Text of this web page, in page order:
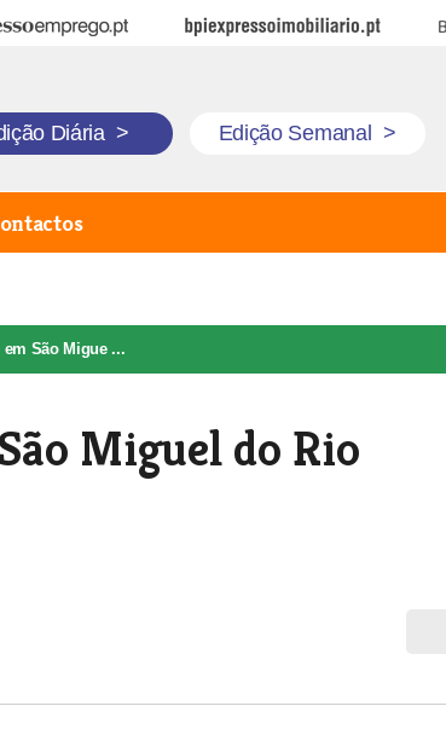
Emprego BPI Expresso Imobiliário
Diária > Edição Semanal >
em São Migue ...
Miguel do Rio